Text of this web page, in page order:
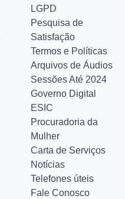
LGPD
Pesquisa de
Satisfação
Termos e Políticas
Arquivos de Áudios
Sessões Até 2024
Governo Digital
ESIC
Procuradoria da
Mulher
Carta de Serviços
Notícias
Telefones úteis
Fale Conosco